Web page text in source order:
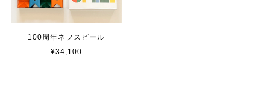
100周年ネフスピール
¥34,100